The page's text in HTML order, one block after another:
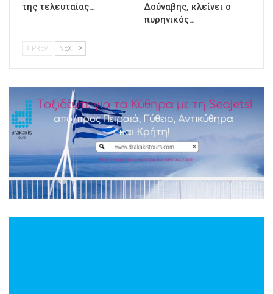
της τελευταίας…
Δούναβης, κλείνει ο
πυρηνικός…
PREV NEXT